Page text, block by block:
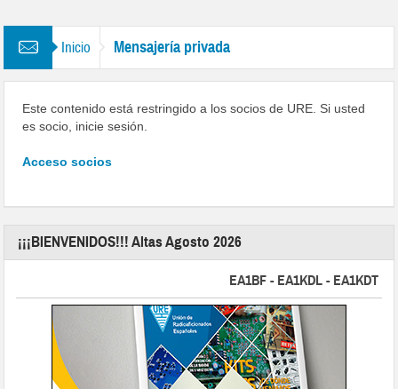
Inicio Mensajería privada
Este contenido está restringido a los socios de URE. Si usted
es socio, inicie sesión.
Acceso socios
¡¡¡BIENVENIDOS!!! Altas Agosto 2026
EA1BF - EA1KDL - EA1KDT -